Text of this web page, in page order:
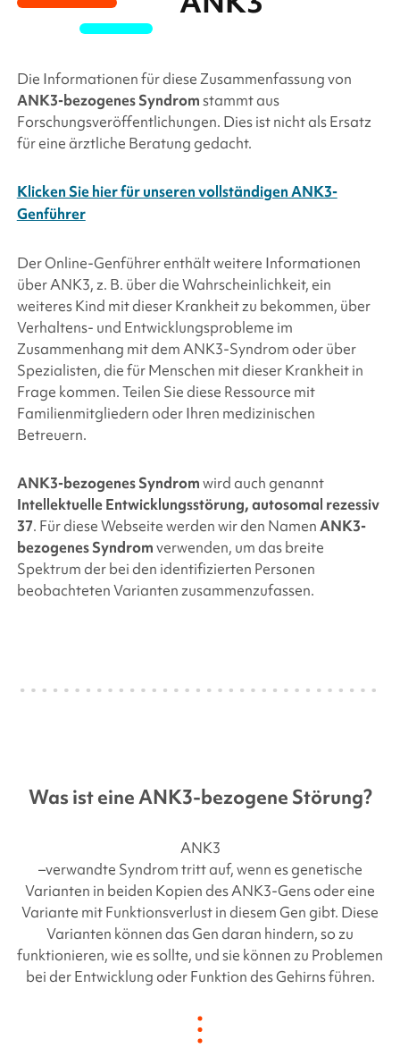
Die Informationen für diese Zusammenfassung von
ANK3-bezogenes Syndromstammt aus
Forschungsveröffentlichungen. Dies ist nicht als Ersatz
für eine ärztliche Beratung gedacht.
Klicken Sie hier für unseren vollständigen ANK3-
Genführer
Der Online-Genführer enthält weitere Informationen
überANK3, z. B. über die Wahrscheinlichkeit, ein
weiteres Kind mit dieser Krankheit zu bekommen, über
Verhaltens- und Entwicklungsprobleme im
Zusammenhang mit demANK3-Syndrom oder über
Spezialisten, die für Menschen mit dieser Krankheit in
Frage kommen. Teilen Sie diese Ressource mit
Familienmitgliedern oder Ihren medizinischen
Betreuern.
ANK3-bezogenes Syndromwird auch genannt
Intellektuelle Entwicklungsstörung, autosomal rezessiv
37. Für diese Webseite werden wir den NamenANK3-
bezogenes Syndromverwenden, um das breite
Spektrum der bei den identifizierten Personen
beobachteten Varianten zusammenzufassen.
Was ist eineANK3-bezogene Störung?
ANK3
–verwandte Syndrom tritt auf, wenn es genetische
Varianten in beiden Kopien desANK3-Gensoder eine
Variante mit Funktionsverlust in diesem Gen gibt. Diese
Varianten können das Gen daran hindern, so zu
funktionieren, wie es sollte, und sie können zu Problemen
bei der Entwicklung oder Funktion des Gehirns führen.